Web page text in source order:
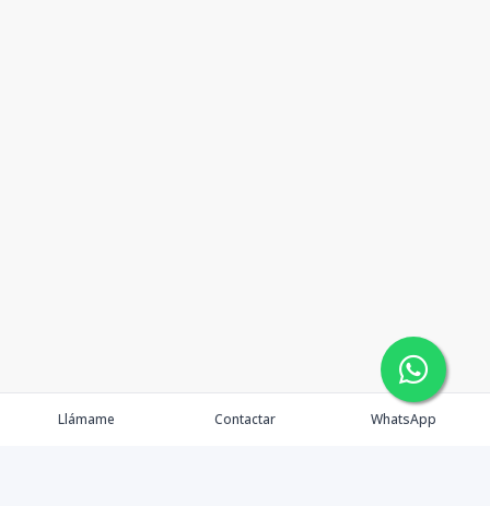
Llámame Contactar WhatsApp